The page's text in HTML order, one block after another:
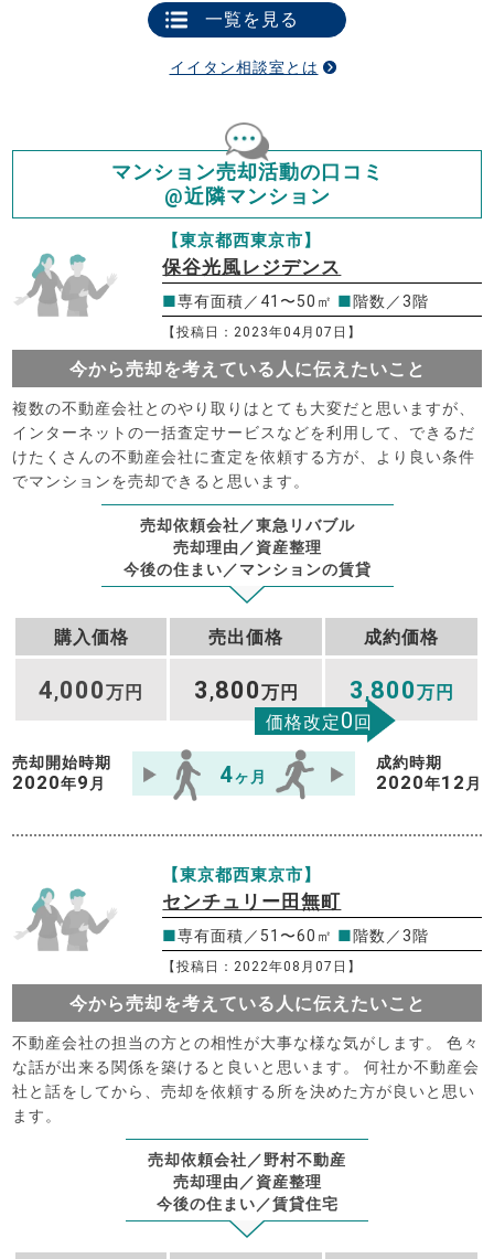
一覧を見る
イイタン相談室とは
マンション売却活動の口コミ
@近隣マンション
【東京都西東京市】
保谷光風レジデンス
■専有面積／41〜50㎡ ■階数／3階
【投稿日：2023年04月07日】
今から売却を考えている人に伝えたいこと
複数の不動産会社とのやり取りはとても大変だと思いますが、
インターネットの一括査定サービスなどを利用して、できるだ
けたくさんの不動産会社に査定を依頼する方が、より良い条件
でマンションを売却できると思います。
売却依頼会社／東急リバブル
売却理由／資産整理
今後の住まい／マンションの賃貸
購入価格 売出価格 成約価格
4,000万円 3 ,800万円 3 ,800万円
価格改定0回
売却開始時期
2020年9 月 4ヶ月
成約時期
2020年12 月
【東京都西東京市】
センチュリー田無町
■専有面積／51〜60㎡ ■階数／3階
【投稿日：2022年08月07日】
今から売却を考えている人に伝えたいこと
不動産会社の担当の方との相性が大事な様な気がします。 色々
な話が出来る関係を築けると良いと思います。 何社か不動産会
社と話をしてから、売却を依頼する所を決めた方が良いと思い
ます。
売却依頼会社／野村不動産
売却理由／資産整理
今後の住まい／賃貸住宅